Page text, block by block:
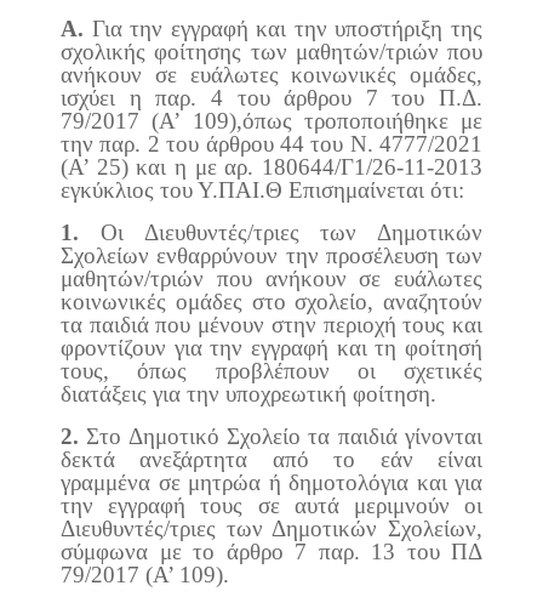
Α. Για την εγγραφή και την υποστήριξη της
σχολικής φοίτησης των μαθητών/τριών που
ανήκουν σε ευάλωτες κοινωνικές ομάδες,
ισχύει η παρ. 4 του άρθρου 7 του Π.Δ.
79/2017 (Α’ 109),όπως τροποποιήθηκε με
την παρ. 2 του άρθρου 44 του Ν. 4777/2021
(Α’ 25) και η με αρ. 180644/Γ1/26-11-2013
εγκύκλιος του Υ.ΠΑΙ.Θ Επισημαίνεται ότι:
1. Οι Διευθυντές/τριες των Δημοτικών
Σχολείων ενθαρρύνουν την προσέλευση των
μαθητών/τριών που ανήκουν σε ευάλωτες
κοινωνικές ομάδες στο σχολείο, αναζητούν
τα παιδιά που μένουν στην περιοχή τους και
φροντίζουν για την εγγραφή και τη φοίτησή
τους, όπως προβλέπουν οι σχετικές
διατάξεις για την υποχρεωτική φοίτηση.
2. Στο Δημοτικό Σχολείο τα παιδιά γίνονται
δεκτά ανεξάρτητα από το εάν είναι
γραμμένα σε μητρώα ή δημοτολόγια και για
την εγγραφή τους σε αυτά μεριμνούν οι
Διευθυντές/τριες των Δημοτικών Σχολείων,
σύμφωνα με το άρθρο 7 παρ. 13 του ΠΔ
79/2017 (Α’ 109).